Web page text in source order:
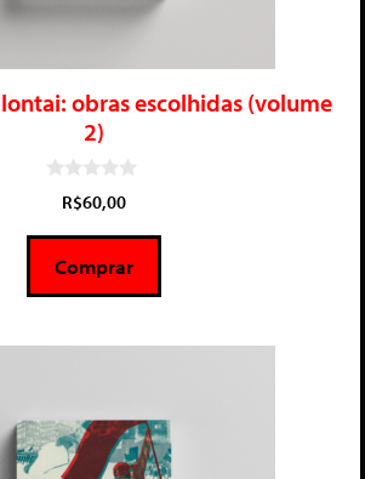
obras escolhidas (volume
2)
5
R$60,00
Comprar